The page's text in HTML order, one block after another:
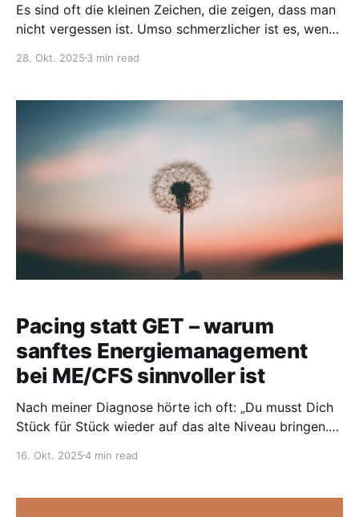
Es sind oft die kleinen Zeichen, die zeigen, dass man
nicht vergessen ist. Umso schmerzlicher ist es, wenn
meinen Herzensprojekten. Ich sitze im Sessel, die
dauerhaft sein könnte, setzt sich in meinen Gedanken
28. Okt. 2025 3 min read
Pacing statt GET – warum
sanftes Energiemanagement
bei ME/CFS sinnvoller ist
Nach meiner Diagnose hörte ich oft: „Du musst Dich
Stück für Stück wieder auf das alte Niveau bringen.“
gefährlich sein. Warum GET mehr schadet als nützt
endlich ernst zu nehmen. Schon kurz nach
16. Okt. 20254 min read